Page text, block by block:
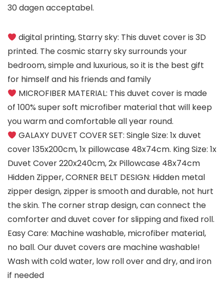
30 dagen acceptabel.
digital printing, Starry sky: This duvet cover is 3D
printed. The cosmic starry sky surrounds your
bedroom, simple and luxurious, so it is the best gift
for himself and his friends and family
MICROFIBER MATERIAL: This duvet cover is made
of 100% super soft microfiber material that will keep
you warm and comfortable all year round.
GALAXY DUVET COVER SET: Single Size: 1x duvet
cover 135x200cm, 1x pillowcase 48x74cm. King Size: 1x
Duvet Cover 220x240cm, 2x Pillowcase 48x74cm
Hidden Zipper, CORNER BELT DESIGN: Hidden metal
zipper design, zipper is smooth and durable, not hurt
the skin. The corner strap design, can connect the
comforter and duvet cover for slipping and fixed roll.
Easy Care: Machine washable, microfiber material,
no ball. Our duvet covers are machine washable!
Wash with cold water, low roll over and dry, and iron
if needed